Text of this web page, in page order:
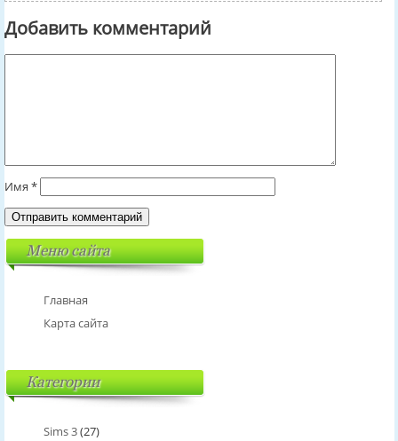
Добавить комментарий
Имя *
Меню сайта
Главная
Карта сайта
Категории
Sims 3(27)